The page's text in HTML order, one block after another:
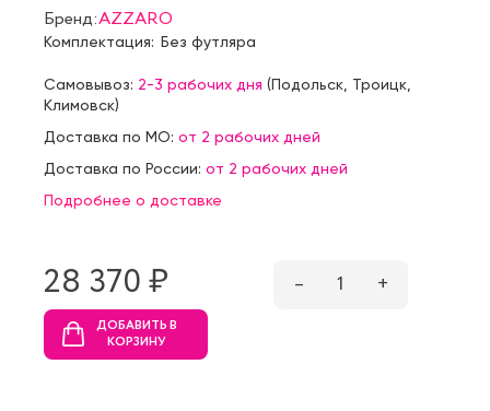
Бренд:AZZARO
Комплектация: Без футляра
Самовывоз: 2-3 рабочих дня (Подольск Троицк
Климовск)
Доставка по МО: от 2 рабочих дней
Доставка по России: от 2 рабочих дней
Подробнее о доставке
28 370 ₷ – 1 +
ДОБАВИТЬ В
КОРЗИНУ